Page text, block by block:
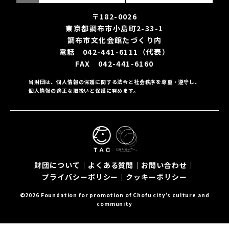
〒182-0026
東京都調布市小島町2-33-1
調布市文化会館たづくり内
電話 042-441-6111（代表）
FAX 042-441-6160
当財団は、個人情報の保護に関する法令と社会秩序を尊重・遵守し、
個人情報の適正な取扱いと保護に努めます。
財団について ｜ よくある質問 ｜ お問い合わせ ｜
プライバシーポリシー ｜ クッキーポリシー
©2026 Foundation for promotion of Chofu city’s culture and
community